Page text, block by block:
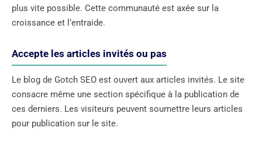
plus vite possible. Cette communauté est axée sur la
croissance et l’entraide.
Accepte les articles invités ou pas
Le blog de Gotch SEO est ouvert aux articles invités. Le site
consacre même une section spécifique à la publication de
ces derniers. Les visiteurs peuvent soumettre leurs articles
pour publication sur le site.